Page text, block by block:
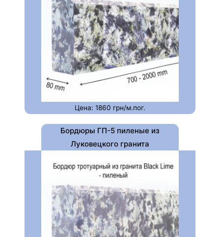
Цена: 1860 грн/м.пог.
Бордюры ГП-5 пиленые из
Луковецкого гранита